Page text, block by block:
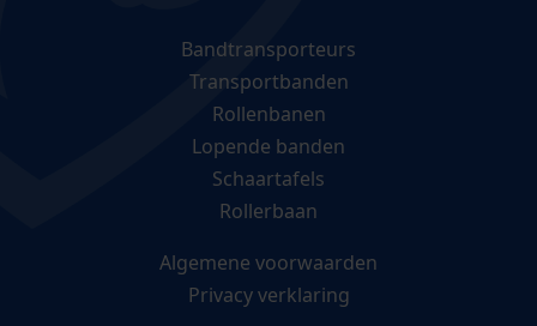
Bandtransporteurs
Transportbanden
Rollenbanen
Lopende banden
Schaartafels
Rollerbaan
Algemene voorwaarden
Privacy verklaring